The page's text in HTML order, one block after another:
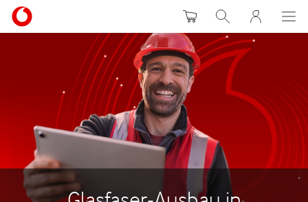
WarenkorbSuche MeinVodafone